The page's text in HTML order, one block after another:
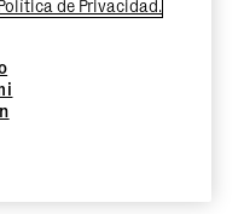
de Privacidad.